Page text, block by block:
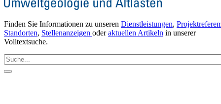
Finden Sie Informationen zu unseren Dienstleistungen,
Standorten, Stellenanzeigen oderaktuellen Artikeln in unserer
Volltextsuche.
Suche